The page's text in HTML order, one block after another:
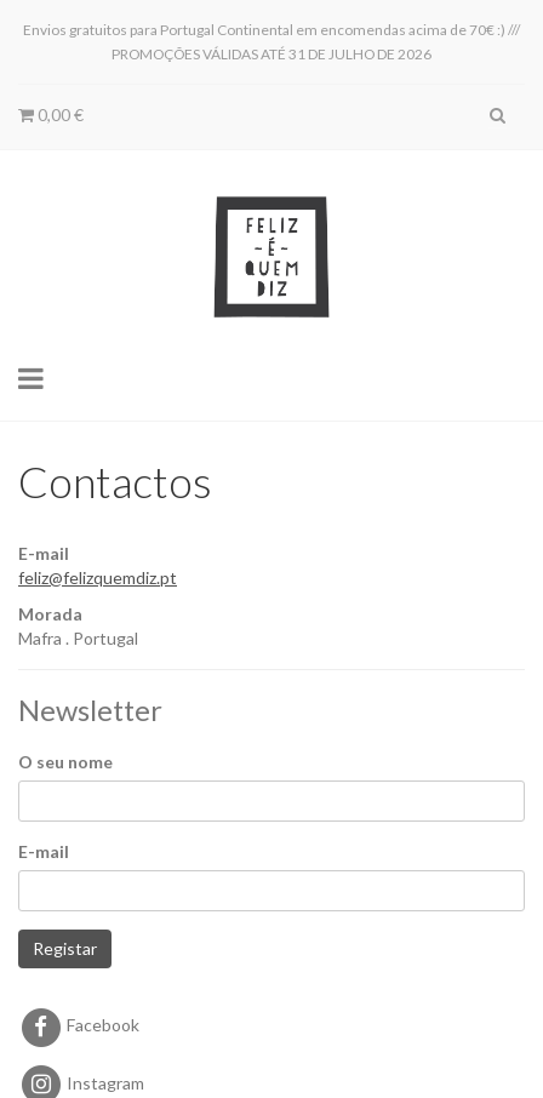
Envios gratuitos para Portugal Continental em encomendas acima de 70€ :) ///
PROMOÇÕES VÁLIDAS ATÉ 31 DE JULHO DE 2026
0,00 €
Toggle
Contactos
E-mail
feliz@felizquemdiz.pt
Morada
Mafra . Portugal
Newsletter
O seu nome
E-mail
Registar
Facebook
Instagram